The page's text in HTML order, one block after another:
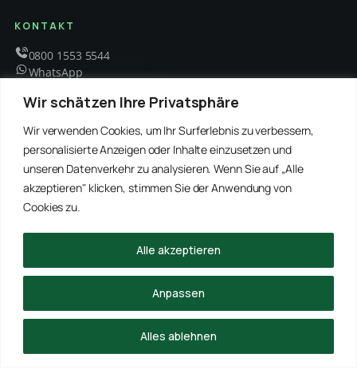
Wir schätzen Ihre Privatsphäre
Wir verwenden Cookies, um Ihr Surferlebnis zu verbessern,
personalisierte Anzeigen oder Inhalte einzusetzen und
unseren Datenverkehr zu analysieren. Wenn Sie auf „Alle
akzeptieren" klicken, stimmen Sie der Anwendung von
Cookies zu.
Anpassen
Alles ablehnen
Alle akzeptieren
KONTAKT
0800 1553 5544
WhatsApp
Mo – Fr 8 – 18 Uhr
EMPFOHLENE PARTNER
WinRei24 Dienstleistungen
Winterdienst Profi NRW
Winterdienst Niedersachsen
Winterdienst Hansa
Winterdienst Freitag
© 2026 Schädlingsbekämpfung Kraft · Alle Rechte vorbehalten